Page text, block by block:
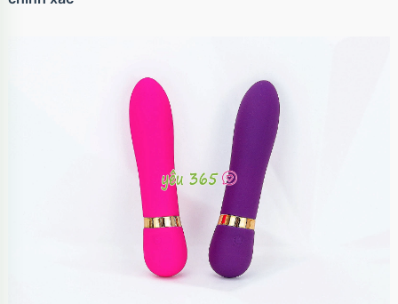
trị giá 70.000₫